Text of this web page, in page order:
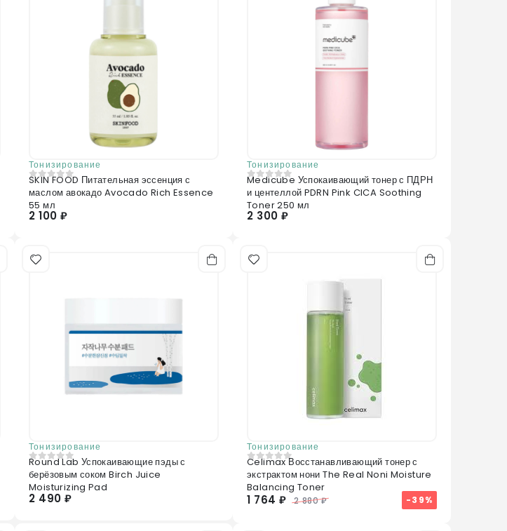
выравнивает текстуру. Подходит для сухой, нормальной и комбинированной кожи.
Тонизирование
0из 5
SKIN FOOD Питательная эссенция с
маслом авокадо Avocado Rich Essence
55 мл
2 100 ₽
Тонизирование
0из 5
Medicube Успокаивающий тонер с ПДРН
и центеллой PDRN Pink CICA Soothing
Toner 250 мл
2 300 ₽
Тонизирование
0 из 5
Round Lab Успокаивающие пэды с
берёзовым соком Birch Juice
Moisturizing Pad
2 490 ₽
Тонизирование
0из 5
Celimax Восстанавливающий тонер с
экстрактом нони The Real Noni Moisture
Balancing Toner
1 764 ₽ 2 880 ₽ -39%